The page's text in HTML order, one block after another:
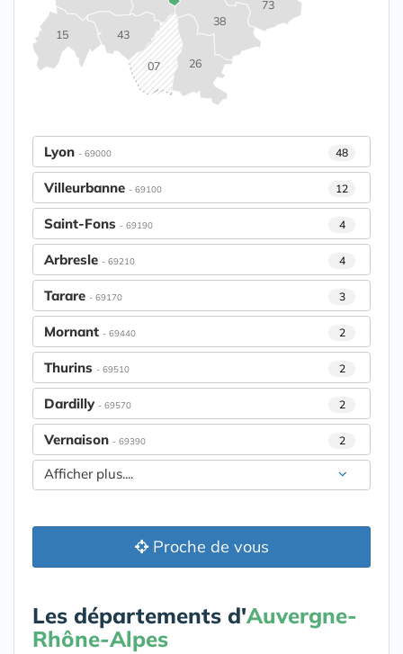
07
15
26
38
43
73
Lyon - 69000 48
Villeurbanne - 69100 12
Saint-Fons - 69190 4
Arbresle - 69210 4
Tarare - 69170 3
Mornant - 69440 2
Thurins - 69510 2
Dardilly - 69570 2
Vernaison - 69390 2
Afficher plus....
Proche de vous
Les départements d'Auvergne-
Rhône-Alpes